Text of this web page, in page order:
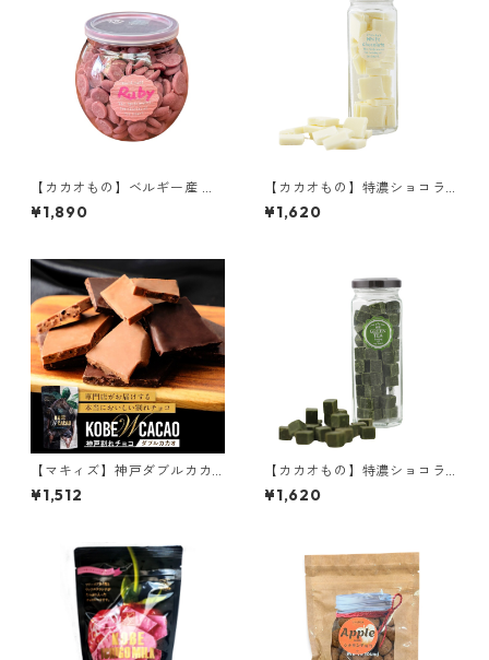
【カカオもの】ベルギー産 ル
ビーチョコレート
¥1,890
【カカオもの】特濃ショコラ
北海道ピュアホワイト 60g C
ACAOMONO
¥1,620
【マキィズ】神戸ダブルカカ
オ
¥1,512
【カカオもの】特濃ショコラ
抹茶味 70g ホワイトチョコレ
ートベース cacaomono
¥1,620